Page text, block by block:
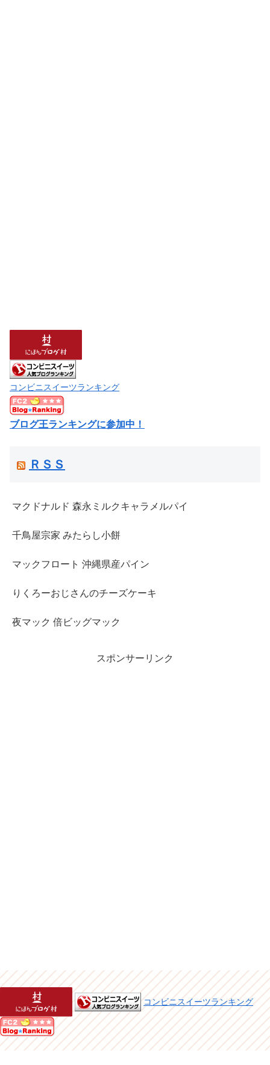
コンビニスイーツランキング
ブログ王ランキングに参加中！
ＲＳＳ
マクドナルド 森永ミルクキャラメルパイ
千鳥屋宗家 みたらし小餅
マックフロート 沖縄県産パイン
りくろーおじさんのチーズケーキ
夜マック 倍ビッグマック
スポンサーリンク
コンビニスイーツランキング